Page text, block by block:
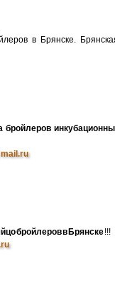
в Брянске.
бройлеров
бройлеров в Брянске!!!